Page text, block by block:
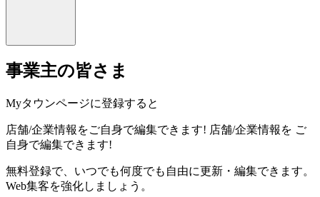
事業主の皆さま
Myタウンページに登録すると
店舗/企業情報をご自身で編集できます! 店舗/企業情報を ご
自身で編集できます!
無料登録で、いつでも何度でも自由に更新・編集できます。
Web集客を強化しましょう。